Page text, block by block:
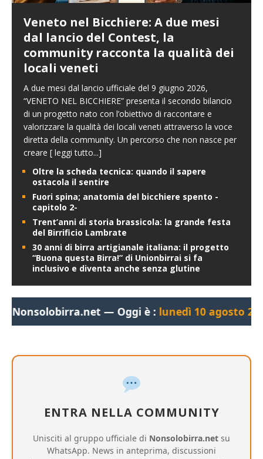
Veneto nel Bicchiere: A due mesi
dal lancio del Contest, la
community racconta la qualità dei
locali veneti
A due mesi dal lancio ufficiale del 9 giugno 2026,
“VENETO NEL BICCHIERE” presenta il secondo bilancio
di un progetto nato con l’obiettivo di raccontare e
valorizzare la qualità dei locali veneti attraverso la voce
diretta della community. Un percorso che non nasce per
creare [ leggi tutto...]
Oltre la scheda tecnica: quando il sapere
ostacola il sentire
Fuori spina; anatomia del bicchiere spento -
capitolo 2-
Trent’anni di storia brassicola: la grande festa
del Birrificio Lambrate
30 anni di birra artigianale italiana: il progetto
“Buona questa Birra!” di Unionbirrai si fa
inclusivo e diventa anche senza glutine
— Oggi è :lunedì 10 agosto 2026,
ENTRA NELLA COMMUNITY
Unisciti al gruppo ufficiale di Nonsolobirra.net su
WhatsApp. News in anteprima, discussioni